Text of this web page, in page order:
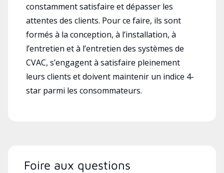
constamment satisfaire et dépasser les
attentes des clients. Pour ce faire, ils sont
formés à la conception, à l’installation, à
l’entretien et à l’entretien des systèmes de
CVAC, s’engagent à satisfaire pleinement
leurs clients et doivent maintenir un indice 4-
star parmi les consommateurs.
Foire aux questions